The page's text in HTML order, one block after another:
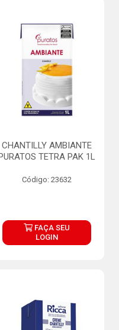
CHANTILLY AMBIANTE
TETRA PAK 1L
Código: 23632
FAÇA SEU
LOGIN